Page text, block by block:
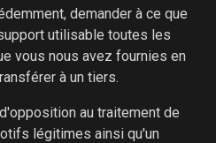
demander à ce que
utilisable toutes les
vous nous avez fournies en
à un tiers.
au traitement de
légitimes ainsi qu'un